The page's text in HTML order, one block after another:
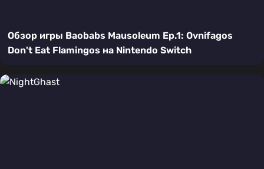
Обзор игры Baobabs Mausoleum Ep.1: Ovnifagos
Don't Eat Flamingos на Nintendo Switch